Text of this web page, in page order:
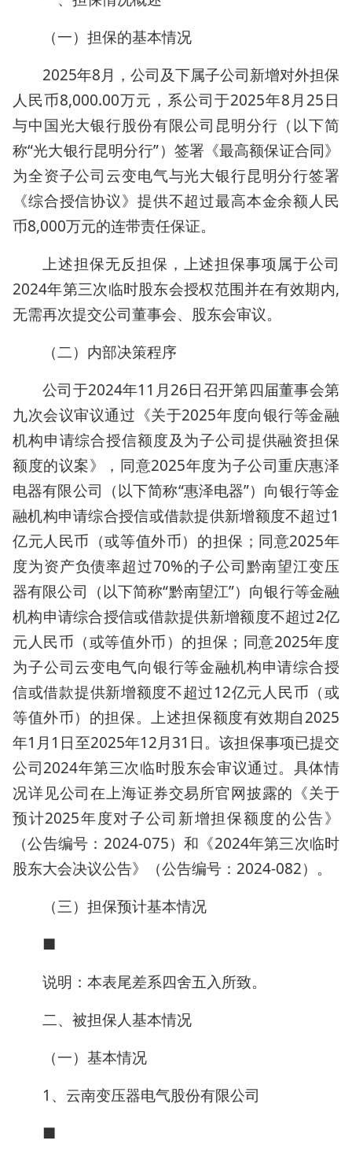
（一）担保的基本情况
2025年8月，公司及下属子公司新增对外担保
人民币8,000.00万元，系公司于2025年8月25日
与中国光大银行股份有限公司昆明分行（以下简
称“光大银行昆明分行”）签署《最高额保证合同》
为全资子公司云变电气与光大银行昆明分行签署
《综合授信协议》提供不超过最高本金余额人民
币8,000万元的连带责任保证。
上述担保无反担保，上述担保事项属于公司
2024年第三次临时股东会授权范围并在有效期内,
无需再次提交公司董事会、股东会审议。
（二）内部决策程序
公司于2024年11月26日召开第四届董事会第
九次会议审议通过《关于2025年度向银行等金融
机构申请综合授信额度及为子公司提供融资担保
额度的议案》，同意2025年度为子公司重庆惠泽
电器有限公司（以下简称“惠泽电器”）向银行等金
融机构申请综合授信或借款提供新增额度不超过1
亿元人民币（或等值外币）的担保；同意2025年
度为资产负债率超过70%的子公司黔南望江变压
器有限公司（以下简称“黔南望江”）向银行等金融
机构申请综合授信或借款提供新增额度不超过2亿
元人民币（或等值外币）的担保；同意2025年度
为子公司云变电气向银行等金融机构申请综合授
信或借款提供新增额度不超过12亿元人民币（或
等值外币）的担保。上述担保额度有效期自2025
年1月1日至2025年12月31日。该担保事项已提交
公司2024年第三次临时股东会审议通过。具体情
况详见公司在上海证券交易所官网披露的《关于
预计2025年度对子公司新增担保额度的公告》
（公告编号：2024-075）和《2024年第三次临时
股东大会决议公告》（公告编号：2024-082）。
（三）担保预计基本情况
■
说明：本表尾差系四舍五入所致。
二、被担保人基本情况
（一）基本情况
1、云南变压器电气股份有限公司
■